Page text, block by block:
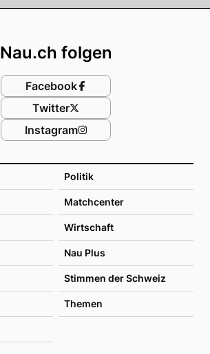
Politik
Matchcenter
Wirtschaft
Nau Plus
Stimmen der Schweiz
Themen
Nau.ch folgen
Facebook
Twitter
Instagram